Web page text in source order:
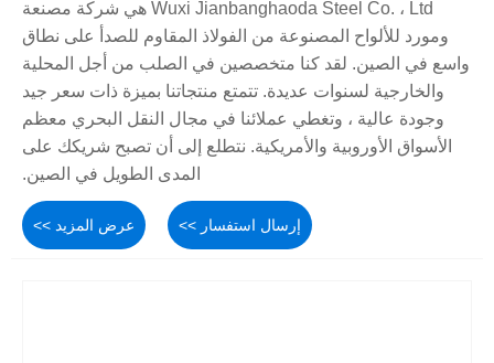
Wuxi Jianbanghaoda Steel Co. ، Ltd هي شركة مصنعة
ومورد للألواح المصنوعة من الفولاذ المقاوم للصدأ على نطاق
واسع في الصين. لقد كنا متخصصين في الصلب من أجل المحلية
والخارجية لسنوات عديدة. تتمتع منتجاتنا بميزة ذات سعر جيد
وجودة عالية ، وتغطي عملائنا في مجال النقل البحري معظم
الأسواق الأوروبية والأمريكية. نتطلع إلى أن تصبح شريكك على
المدى الطويل في الصين.
عرض المزيد >> إرسال استفسار >>